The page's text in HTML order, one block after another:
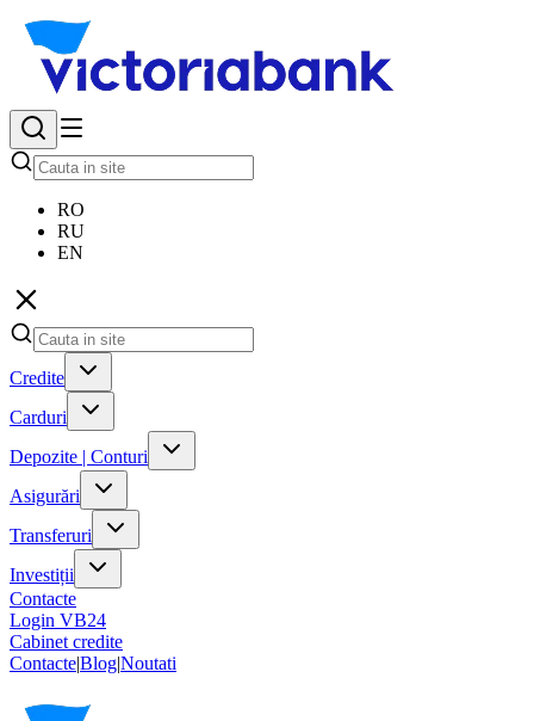
RO
RU
EN
Credite
Carduri
Depozite | Conturi
Asigurări
Transferuri
Investiții
Contacte
Login VB24
Cabinet credite
Contacte|Blog|Noutati